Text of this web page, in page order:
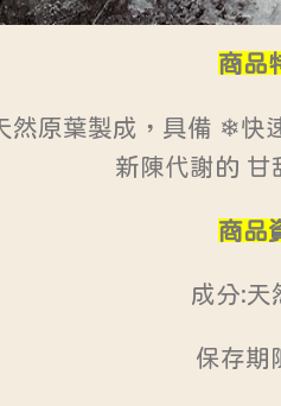
商品
然原葉製成，具備 ❄快
新陳代謝的 甘
商品
成分:天
保存期